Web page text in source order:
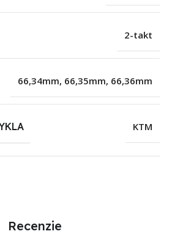
2-takt
66,34mm, 66,35mm, 66,36mm
KTM
Recenzie